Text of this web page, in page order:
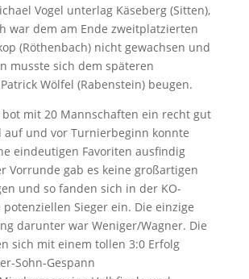
Vogel unterlag Käseberg (Sitten),
war dem am Ende zweitplatzierten
(Röthenbach) nicht gewachsen und
musste sich dem späteren
Wölfel (Rabenstein) beugen.
bot mit 20 Mannschaften ein recht gut
auf und vor Turnierbeginn konnte
eindeutigen Favoriten ausfindig
Vorrunde gab es keine großartigen
und so fanden sich in der KO-
Sieger ein. Die einzige
darunter war Weniger/Wagner. Die
sich mit einem tollen 3:0 Erfolg
Sohn-Gespann